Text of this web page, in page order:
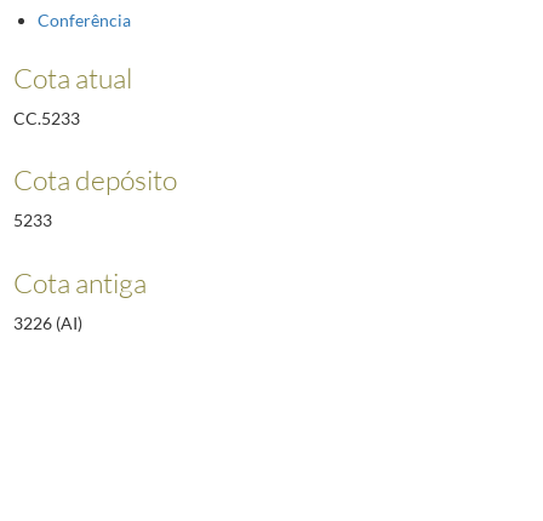
Conferência
Cota atual
CC.5233
Cota depósito
5233
Cota antiga
3226 (AI)